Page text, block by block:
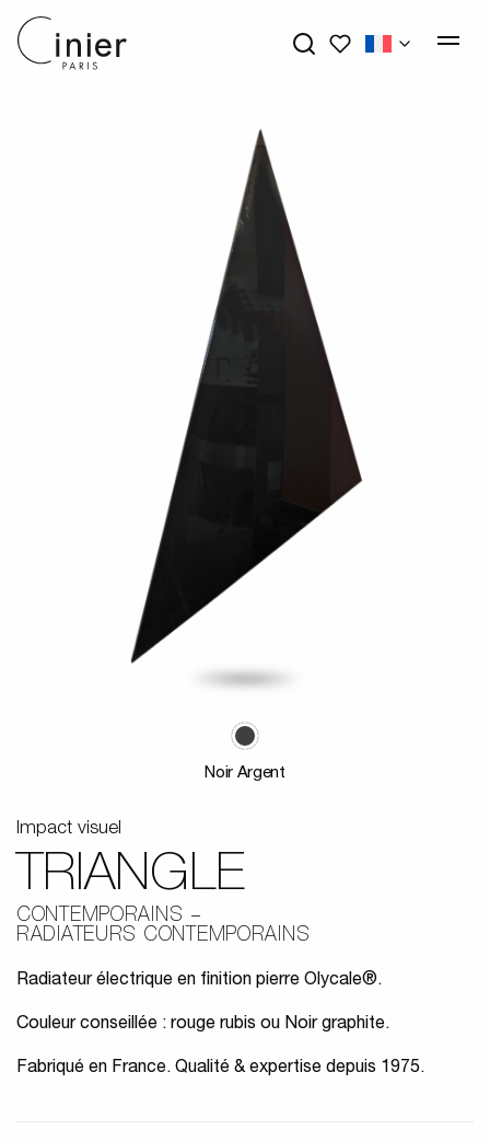
Mes favoris
Noir Argent
Impact visuel
TRIANGLE
CONTEMPORAINS
RADIATEURS CONTEMPORAINS
Radiateur électrique en finition pierre Olycale®.
Couleur conseillée : rouge rubis ou Noir graphite.
Fabriqué en France. Qualité & expertise depuis 1975.